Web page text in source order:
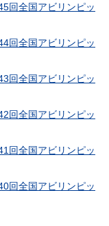
回全国アビリンピッ
回全国アビリンピッ
回全国アビリンピッ
回全国アビリンピッ
回全国アビリンピッ
回全国アビリンピッ